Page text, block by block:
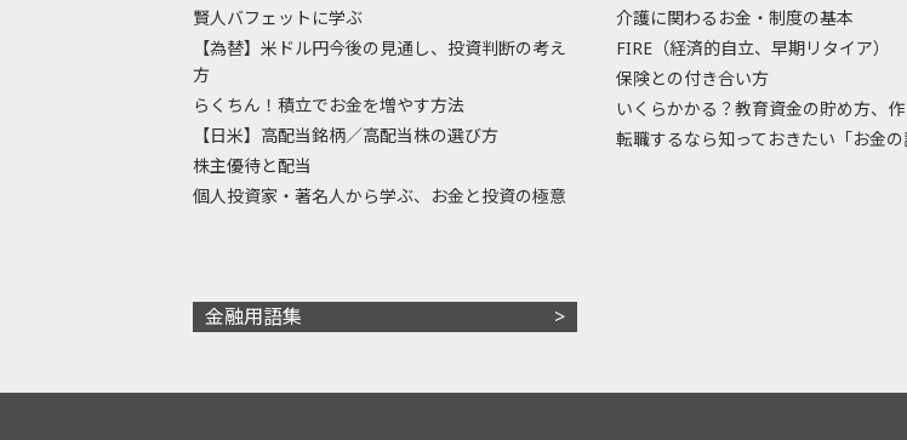
賢人バフェットに学ぶ
【為替】米ドル円今後の見通し、投資判断の考え
方
らくちん！積立でお金を増やす方法
【日米】高配当銘柄／高配当株の選び方
株主優待と配当
個人投資家・著名人から学ぶ、お金と投資の極意
介護に関わるお金・制度の基本
FIRE（経済的自立、早期リタイア）
保険との付き合い方
いくらかかる？教育資金の貯め方、
転職するなら知っておきたい「お金の
金融用語集